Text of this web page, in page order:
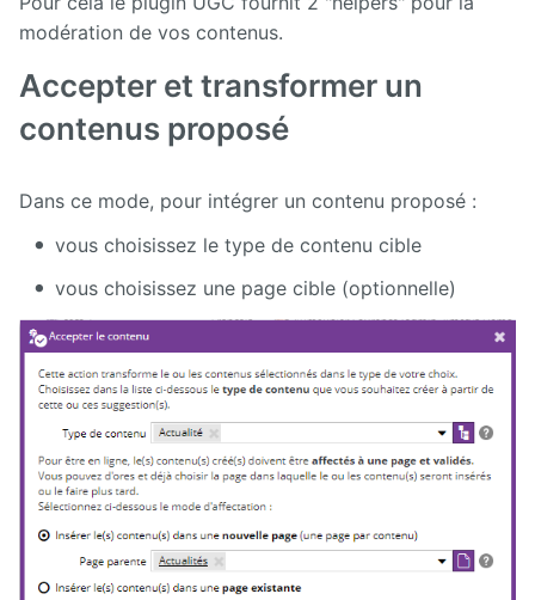
Calendar
CaptchEtat
Classified
Content
Editor
Dashboard
Datasources
Explorer
Deploy
starter
modération de vos contenus.
Accepter et transformer un
contenus proposé
Dans ce mode, pour intégrer un contenu proposé :
vous choisissez le type de contenu cible
vous choisissez une page cible (optionnelle)